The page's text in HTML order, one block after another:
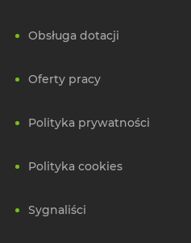
Obsługa dotacji
Oferty pracy
Polityka prywatności
Polityka cookies
Sygnaliści